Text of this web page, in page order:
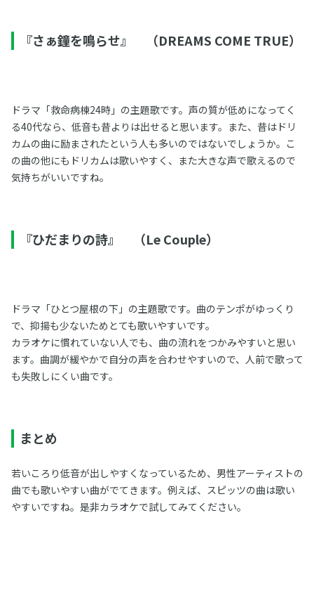
『さぁ鐘を鳴らせ』 （DREAMS COME TRUE）
ドラマ「救命病棟24時」の主題歌です。声の質が低めになってく
る40代なら、低音も昔よりは出せると思います。また、昔はドリ
カムの曲に励まされたという人も多いのではないでしょうか。こ
の曲の他にもドリカムは歌いやすく、また大きな声で歌えるので
気持ちがいいですね。
『ひだまりの詩』 （Le Couple）
ドラマ「ひとつ屋根の下」の主題歌です。曲のテンポがゆっくり
で、抑揚も少ないためとても歌いやすいです。
カラオケに慣れていない人でも、曲の流れをつかみやすいと思い
ます。曲調が緩やかで自分の声を合わせやすいので、人前で歌って
も失敗しにくい曲です。
まとめ
若いころり低音が出しやすくなっているため、男性アーティストの
曲でも歌いやすい曲がでてきます。例えば、スピッツの曲は歌い
やすいですね。是非カラオケで試してみてください。